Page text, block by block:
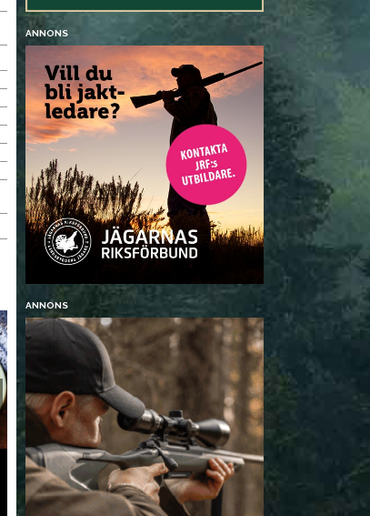
MAT
Dubbelmarinerad viltfilé
med kaprissås
Grillad
ANNONS
ANNONS